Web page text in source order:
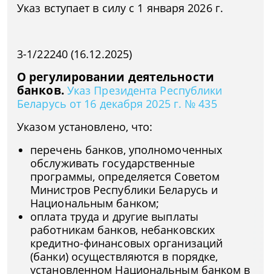
Указ вступает в силу с 1 января 2026 г.
3-1/22240 (16.12.2025)
О регулировании деятельности
банков. Указ Президента Республики
Беларусь от 16 декабря 2025 г. № 435
Указом установлено, что:
перечень банков, уполномоченных
обслуживать государственные
программы, определяется Советом
Министров Республики Беларусь и
Национальным банком;
оплата труда и другие выплаты
работникам банков, небанковских
кредитно-финансовых организаций
(банки) осуществляются в порядке,
установленном Национальным банком в